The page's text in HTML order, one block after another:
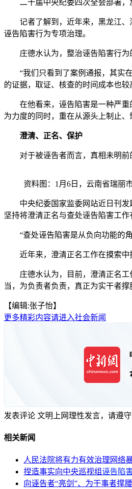
二十届中央纪委四次全会部署，
记者了解到，近年来，黑龙江、
诬告陷害行为专项治理。
庄德水认为，整治诬告陷害行为
“我们只看到了案例通报，其实在
的证据，取证、核查的时间成本也
在他看来，诬告陷害是一种严重
为力度的同时，重在从源头上制止
澄清、正名、保护
对于被诬告者而言，真相未明前
资料图：1月6日，云南省瑞丽
中央纪委国家监委网站近日刊发
坚持将澄清正名与查处诬告陷害工作
“查处诬告陷害是从负向功能的角
近年来，澄清正名工作在摸索中推
庄德水认为，目前，澄清正名工作
当，为负责者负责，真正为实干者
【编辑:张子怡】
更多精彩内容请进入社会新闻
发表评论 文明上网理性发言，请遵
相关新闻
人民法院将有力有效治理网络暴
捏造事实向中央巡视组诬告陷
向诬告者“亮剑”、为干事者撑